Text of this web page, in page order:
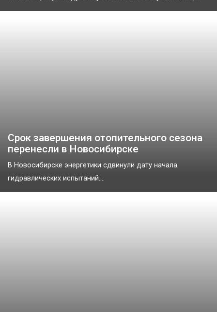
Срок завершения отопительного сезона
перенесли в Новосибирске
В Новосибирске энергетики сдвинули дату начала
гидравлических испытаний....